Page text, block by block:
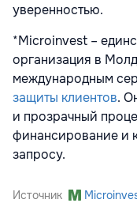
уверенностью.
*Microinvest –
организация в
международным
защиты клиентов.
и прозрачный
финансирование и
запросу.
Источник